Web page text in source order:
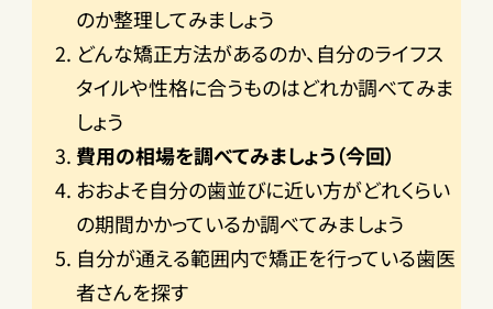
のか整理してみましょう
どんな矯正方法があるのか、自分のライフス
タイルや性格に合うものはどれか調べてみま
しょう
費用の相場を調べてみましょう（今回）
おおよそ自分の歯並びに近い方がどれくらい
の期間かかっているか調べてみましょう
自分が通える範囲内で矯正を行っている歯医
者さんを探す